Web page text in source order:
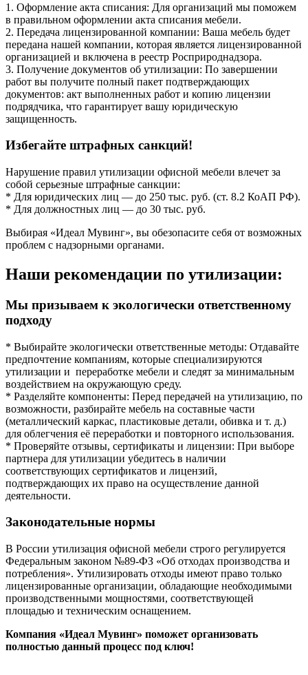
1. Оформление акта списания: Для организаций мы поможем
в правильном оформлении акта списания мебели.
2. Передача лицензированной компании: Ваша мебель будет
передана нашей компании, которая является лицензированной
организацией и включена в реестр Росприроднадзора.
3. Получение документов об утилизации: По завершении
работ вы получите полный пакет подтверждающих
документов: акт выполненных работ и копию лицензии
подрядчика, что гарантирует вашу юридическую
защищенность.
Избегайте штрафных санкций!
Нарушение правил утилизации офисной мебели влечет за
собой серьезные штрафные санкции:
* Для юридических лиц — до 250 тыс. руб. (ст. 8.2 КоАП РФ).
* Для должностных лиц — до 30 тыс. руб.
Выбирая «Идеал Мувинг», вы обезопасите себя от возможных
проблем с надзорными органами.
Наши рекомендации по утилизации:
Мы призываем к экологически ответственному
подходу
* Выбирайте экологически ответственные методы: Отдавайте
предпочтение компаниям, которые специализируются
утилизации и переработке мебели и следят за минимальным
воздействием на окружающую среду.
* Разделяйте компоненты: Перед передачей на утилизацию, по
возможности, разбирайте мебель на составные части
(металлический каркас, пластиковые детали, обивка и т. д.)
для облегчения её переработки и повторного использования.
* Проверяйте отзывы, сертификаты и лицензии: При выборе
партнера для утилизации убедитесь в наличии
соответствующих сертификатов и лицензий,
подтверждающих их право на осуществление данной
деятельности.
Законодательные нормы
В России утилизация офисной мебели строго регулируется
Федеральным законом №89-ФЗ «Об отходах производства и
потребления». Утилизировать отходы имеют право только
лицензированные организации, обладающие необходимыми
производственными мощностями, соответствующей
площадью и техническим оснащением.
Компания «Идеал Мувинг» поможет организовать
полностью данный процесс под ключ!